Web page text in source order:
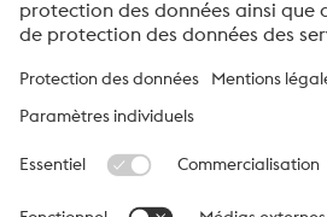
voestalpine High Performance Metals
de distribution en France de la division
industriels à haute composante
mondial des aciers spéciaux et des